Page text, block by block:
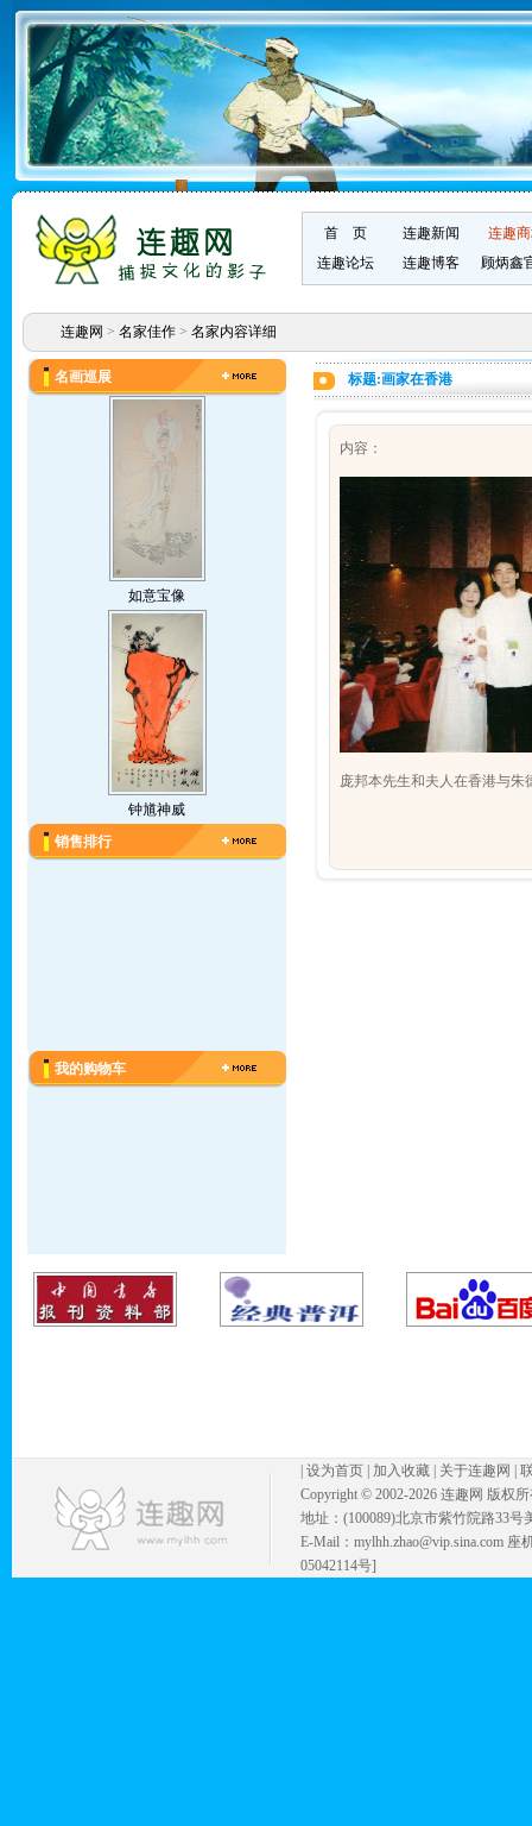
首 页 连趣新闻
连趣
连趣论坛
连趣博客 顾炳鑫
连趣网 > 名家佳作> 名家内容详细
名画巡展
如意宝像
钟馗神威
销售排行
我的购物车
标题:画家在香港
内容：
庞邦本先生和夫人在香港与朱
设为首页 加入收藏 关于连趣网
Copyright © 2002-2026 连趣网 版权
地址：(100089)北京市紫竹院路33号
E-Mail：mylhh.zhao@vip.sina.com
05042114号]